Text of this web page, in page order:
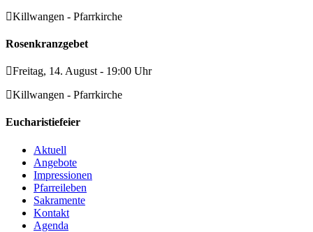
Killwangen - Pfarrkirche
Rosenkranzgebet
Freitag, 14. August - 19:00 Uhr
Killwangen - Pfarrkirche
Eucharistiefeier
Aktuell
Angebote
Impressionen
Pfarreileben
Sakramente
Kontakt
Agenda